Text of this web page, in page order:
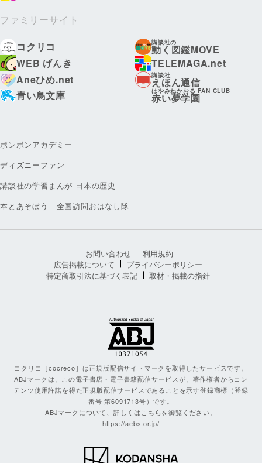
ファミリーサイト
コクリコ
講談社の
動く図鑑MOVE
WEB げんき
TELEMAGA.net
Aneひめ.net
講談社
えほん通信
青い鳥文庫
はやみねかおる FAN CLUB
赤い夢学園
ボンボンアカデミー
ディズニーファン
講談社の学習まんが 日本の歴史
本とあそぼう 全国訪問おはなし隊
お問い合わせ
利用規約
広告掲載について
プライバシーポリシー
特定商取引法に基づく表記
取材・掲載の指針
コクリコ［cocreco］は正規版配信サイトマークを取得したサービスです。
ABJマークは、この電子書店・電子書籍配信サービスが、著作権者からコン
テンツ使用許諾を得た正規版配信サービスであることを示す登録商標（登録
番号 第6091713号）です。
ABJマークについて、詳しくはこちらを御覧ください。
https://aebs.or.jp/